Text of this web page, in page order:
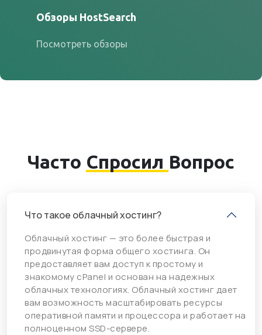
Обзоры HostSearch
Посмотреть обзоры
Часто Спросил Вопрос
Что такое облачный хостинг?
Облачный хостинг — это более быстрая и
продвинутая форма общего хостинга. Он
предоставляет вам доступ к простому и
знакомому cPanel и основан на надежных
облачных технологиях. Облачный хостинг дает
вам возможность масштабировать ресурсы
оперативной памяти и процессора и работает на
полноценном SSD-сервере.